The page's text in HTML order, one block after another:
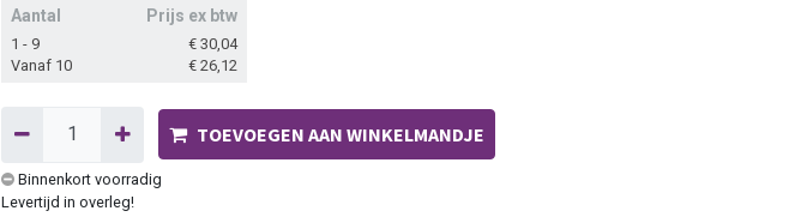
Aantal Prijs ex btw
1 - 9 € 30,04
Vanaf 10
€ 26,12
TOEVOEGEN AAN WINKELMANDJE
Binnenkort voorradig
Levertijd in overleg!